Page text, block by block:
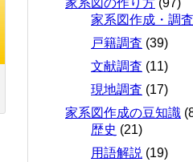
家系図の作り方 (97)
家系図作成・調
戸籍調査 (39)
文献調査 (11)
現地調査 (17)
家系図作成の豆知識
歴史 (21)
用語解説 (19)